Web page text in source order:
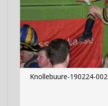
Knollebuure-190224-002